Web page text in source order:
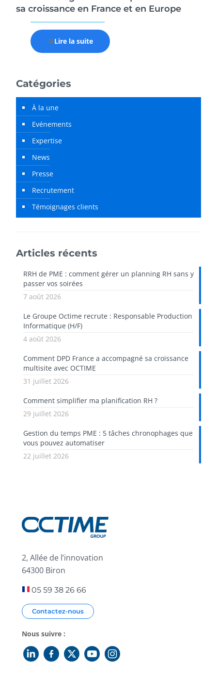
sa croissance en France et en Europe
Lire la suite
Catégories
À la une
Evénements
Expertise
News
Presse
Recrutement
Témoignages clients
Articles récents
RRH de PME : comment gérer un planning RH sans y
passer vos soirées
7 août 2026
Le Groupe Octime recrute : Responsable Production
Informatique (H/F)
4 août 2026
Comment DPD France a accompagné sa croissance
multisite avec OCTIME
31 juillet 2026
Comment simplifier ma planification RH ?
29 juillet 2026
Gestion du temps PME : 5 tâches chronophages que
vous pouvez automatiser
22 juillet 2026
2, Allée de l’innovation
64300 Biron
05 59 38 26 66
Contactez-nous
Nous suivre :